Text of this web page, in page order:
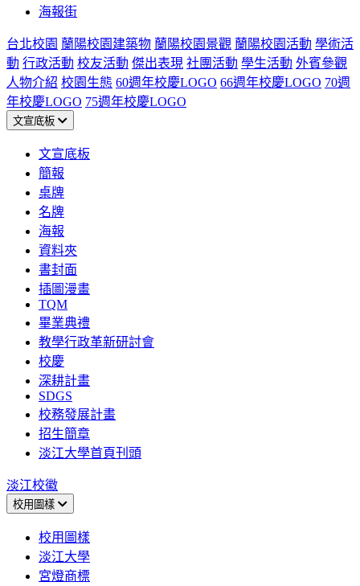
海報街
台北校園 蘭陽校園建築物 蘭陽校園景觀 蘭陽校園活動 學術活
動 行政活動 校友活動 傑出表現 社團活動 學生活動 外賓參觀
人物介紹 校園生態 60週年校慶LOGO 66週年校慶LOGO 70週
年校慶LOGO 75週年校慶LOGO
文宣底板
文宣底板
簡報
桌牌
名牌
海報
資料夾
書封面
插圖漫畫
TQM
畢業典禮
教學行政革新研討會
校慶
深耕計畫
SDGS
校務發展計畫
招生簡章
淡江大學首頁刊頭
淡江校徽
校用圖樣
校用圖樣
淡江大學
宮燈商標